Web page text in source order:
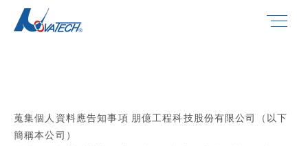
蒐集個人資料應告知事項 朋億工程科技股份有限公司（以下
簡稱本公司）